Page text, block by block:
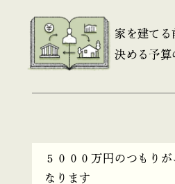
家を建てる
決める予算
５０００万円のつもり
なります